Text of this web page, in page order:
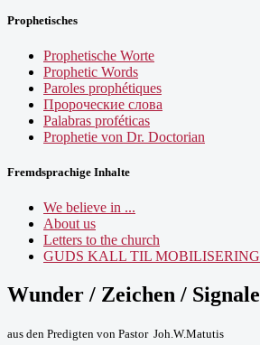
Prophetisches
Prophetische Worte
Prophetic Words
Paroles prophétiques
Пророческие слова
Palabras proféticas
Prophetie von Dr. Doctorian
Fremdsprachige Inhalte
We believe in ...
About us
Letters to the church
GUDS KALL TIL MOBILISERING
Wunder / Zeichen / Signale
aus den Predigten von Pastor Joh.W.Matutis